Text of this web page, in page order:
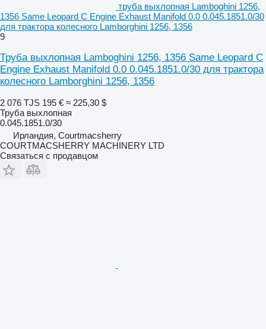
труба выхлопная Lamboghini 1256,
1356 Same Leopard C Engine Exhaust Manifold 0.0 0.045.1851.0/30
для трактора колесного Lamborghini 1256, 1356
9
Труба выхлопная Lamboghini 1256, 1356 Same Leopard C
Engine Exhaust Manifold 0.0 0.045.1851.0/30 для трактора
колесного Lamborghini 1256, 1356
2 076 TJS 195 € ≈ 225,30 $
Труба выхлопная
0.045.1851.0/30
Ирландия, Courtmacsherry
COURTMACSHERRY MACHINERY LTD
Связаться с продавцом